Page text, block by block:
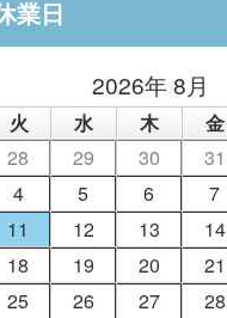
業日
2026年 8月
火 水 木 金
28 29 30 31
4 5 6 7
11 12 13 14
18 19 20 21
25 26 27 28